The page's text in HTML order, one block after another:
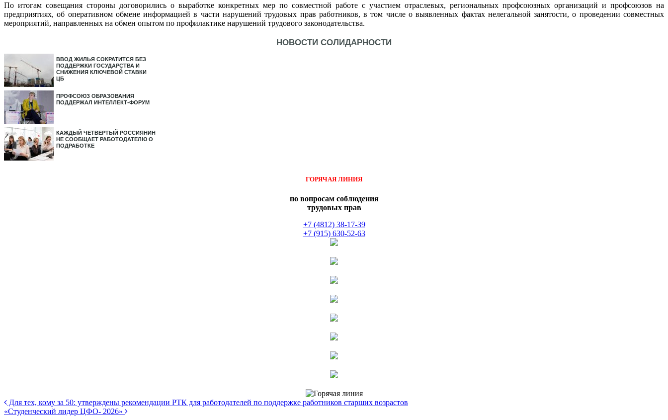
По итогам совещания стороны договорились о выработке конкретных мер по совместной работе с участием отраслевых, региональных профсоюзных организаций и профсоюзов на
предприятиях, об оперативном обмене информацией в части нарушений трудовых прав работников, в том числе о выявленных фактах нелегальной занятости, о проведении совместных
мероприятий, направленных на обмен опытом по профилактике нарушений трудового законодательства.
НОВОСТИ СОЛИДАРНОСТИ
ВВОД ЖИЛЬЯ СОКРАТИТСЯ БЕЗ
ПОДДЕРЖКИ ГОСУДАРСТВА И
СНИЖЕНИЯ КЛЮЧЕВОЙ СТАВКИ
ЦБ
ПРОФСОЮЗ ОБРАЗОВАНИЯ
ПОДДЕРЖАЛ ИНТЕЛЛЕКТ-ФОРУМ
КАЖДЫЙ ЧЕТВЕРТЫЙ РОССИЯНИН
НЕ СООБЩАЕТ РАБОТОДАТЕЛЮ О
ПОДРАБОТКЕ
ГОРЯЧАЯ ЛИНИЯ
по вопросам соблюдения
трудовых прав
+7 (4812) 38-17-39
+7 (915) 630-52-63
Для тех, кому за 50: утверждены рекомендации РТК для работодателей по поддержке работников старших возрастов
«Студенческий лидер ЦФО- 2026»